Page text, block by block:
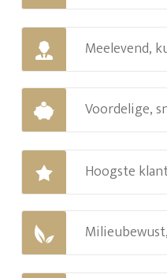
Meelevend,
Voordelige,
Hoogste